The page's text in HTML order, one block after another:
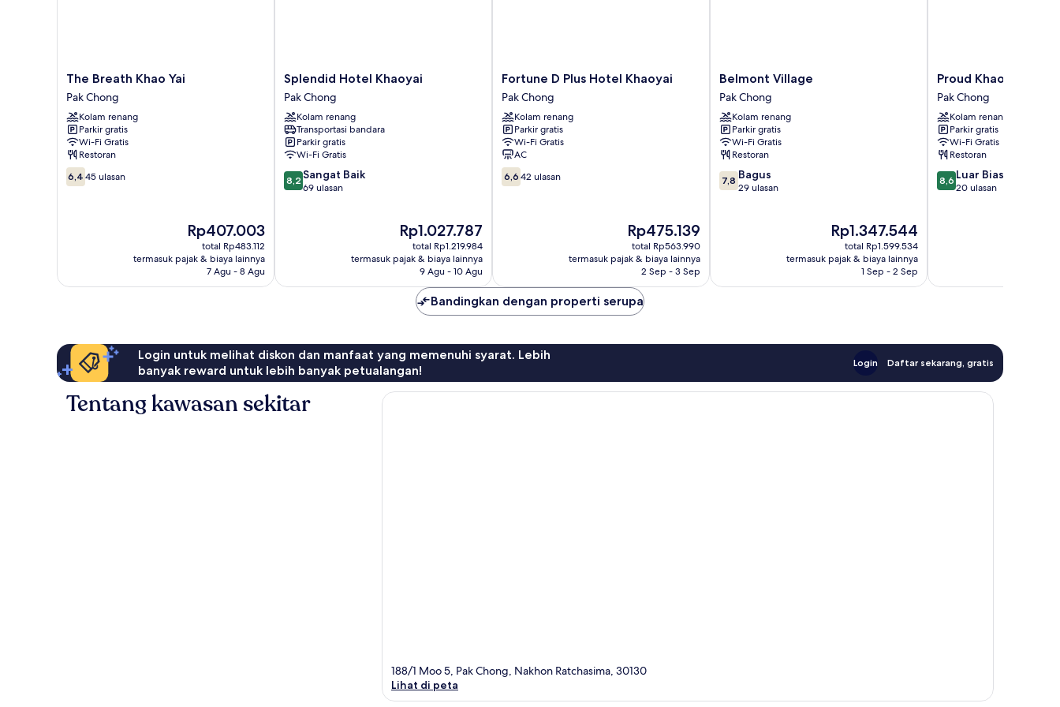
The
Breath
Khao
Yai
Pak
Chong
The Breath Khao Yai
Pak Chong
Kolam renang
Parkir gratis
Wi-Fi Gratis
Restoran
6.4
dari
6,4 45 ulasan
Harga
sekarang
Rp407.003
Rp407.003
total Rp483.112
termasuk pajak & biaya lainnya
7 Agu - 8 Agu
Splendid
Hotel
Khaoyai
Pak
Chong
Splendid Hotel Khaoyai
Pak Chong
Kolam renang
Transportasi bandara
Parkir gratis
Wi-Fi Gratis
8.2
dari
8,2 Sangat Baik
69 ulasan
Harga
sekarang
Rp1.027.787
Rp1.027.787
total Rp1.219.984
termasuk pajak & biaya lainnya
9 Agu - 10 Agu
Fortune
D
Plus
Hotel
Khaoyai
Pak
Chong
Fortune D Plus Hotel Khaoyai
Pak Chong
Kolam renang
Parkir gratis
Wi-Fi Gratis
AC
6.6
dari
6,6 42 ulasan
Harga
sekarang
Rp475.139
Rp475.139
total Rp563.990
termasuk pajak & biaya lainnya
2 Sep - 3 Sep
Belmont
Village
Pak
Chong
Belmont Village
Pak Chong
Kolam renang
Parkir gratis
Wi-Fi Gratis
Restoran
7.8
dari
7,8 Bagus
29 ulasan
Harga
sekarang
Rp1.347.544
Rp1.347.544
total Rp1.599.534
termasuk pajak & biaya lainnya
1 Sep - 2 Sep
Proud
Khaoyai
Pak
Chong
Proud Khaoyai
Pak Chong
Kolam renang
Parkir gratis
Wi-Fi Gratis
Restoran
8.6
dari
8,6 Luar Biasa
20 ulasan
Bandingkan dengan properti serupa
Login untuk melihat diskon dan manfaat yang memenuhi syarat. Lebih
banyak reward untuk lebih banyak petualangan!
Login Daftar sekarang, gratis
Tentang kawasan sekitar
188/1 Moo 5, Pak Chong, Nakhon Ratchasima, 30130
Lihat di peta